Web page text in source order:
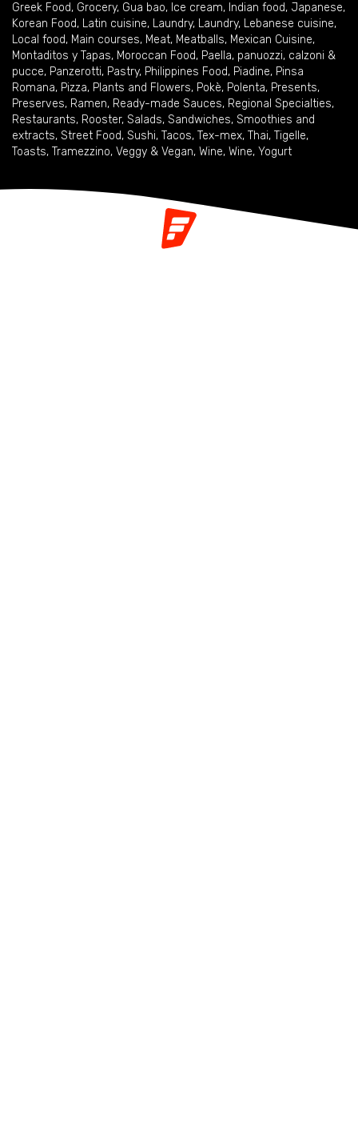
Greek Food, Grocery, Gua bao, Ice cream, Indian food, Japanese,
Korean Food, Latin cuisine, Laundry, Laundry, Lebanese cuisine,
Local food, Main courses, Meat, Meatballs, Mexican Cuisine,
Montaditos y Tapas, Moroccan Food, Paella, panuozzi, calzoni &
pucce, Panzerotti, Pastry, Philippines Food, Piadine, Pinsa
Romana, Pizza, Plants and Flowers, Pokè, Polenta, Presents,
Preserves, Ramen, Ready-made Sauces, Regional Specialties,
Restaurants, Rooster, Salads, Sandwiches, Smoothies and
extracts, Street Food, Sushi, Tacos, Tex-mex, Thai, Tigelle,
Toasts, Tramezzino, Veggy & Vegan, Wine, Wine, Yogurt